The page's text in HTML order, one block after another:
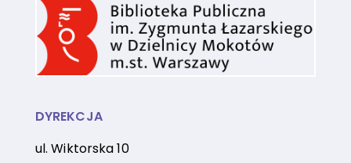
DYREKCJA
ul. Wiktorska 10